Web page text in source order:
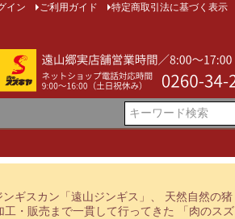
イン ご利用ガイド 特定商取引法に基づく表示
ギスカン「遠山ジンギス」、 天然自然の猪
・販売まで一貫して行ってきた 「肉のスズ